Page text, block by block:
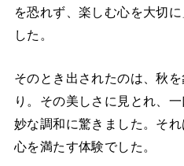
を恐れず、楽しむ心を大切
した。
そのとき出されたのは、秋
り。その美しさに見とれ、
妙な調和に驚きました。それ
心を満たす体験でした。